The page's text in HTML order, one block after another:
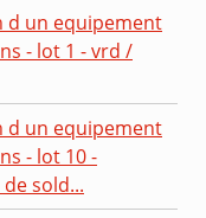
d un equipement
- lot 1 - vrd /
d un equipement
- lot 10 -
sold...